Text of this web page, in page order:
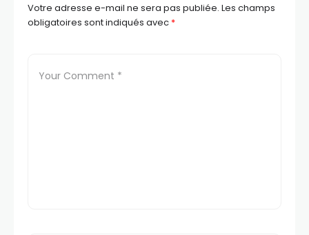
Votre adresse e-mail ne sera pas publiée. Les champs
obligatoires sont indiqués avec *